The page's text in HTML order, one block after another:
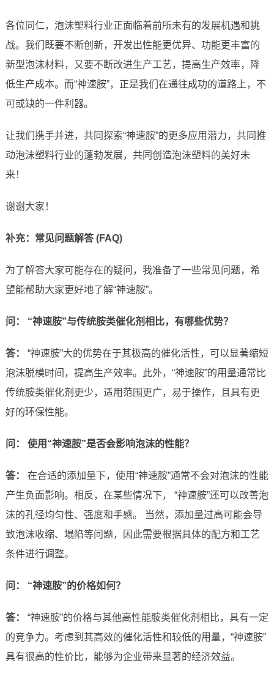
各位同仁，泡沫塑料行业正面临着前所未有的发展机遇和挑
战。我们既要不断创新，开发出性能更优异、功能更丰富的
新型泡沫材料，又要不断改进生产工艺，提高生产效率，降
低生产成本。而“神速胺”，正是我们在通往成功的道路上，不
可或缺的一件利器。
让我们携手并进，共同探索“神速胺”的更多应用潜力，共同推
动泡沫塑料行业的蓬勃发展，共同创造泡沫塑料的美好未
来！
谢谢大家！
补充：常见问题解答 (FAQ)
为了解答大家可能存在的疑问，我准备了一些常见问题，希
望能帮助大家更好地了解“神速胺”。
问： “神速胺”与传统胺类催化剂相比，有哪些优势？
答：
“神速胺”大的优势在于其极高的催化活性，可以显著缩短
泡沫脱模时间，提高生产效率。此外，“神速胺”的用量通常比
传统胺类催化剂更少，适用范围更广，易于操作，且具有更
好的环保性能。
问： 使用“神速胺”是否会影响泡沫的性能？
答：
在合适的添加量下，使用“神速胺”通常不会对泡沫的性能
产生负面影响。相反，在某些情况下， “神速胺”还可以改善泡
沫的孔径均匀性、强度和手感。 当然，添加量过高可能会导
致泡沫收缩、塌陷等问题，因此需要根据具体的配方和工艺
条件进行调整。
问： “神速胺”的价格如何？
答：
“神速胺”的价格与其他高性能胺类催化剂相比，具有一定
的竞争力。考虑到其高效的催化活性和较低的用量，“神速胺”
具有很高的性价比，能够为企业带来显著的经济效益。